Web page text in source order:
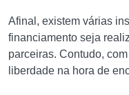
Afinal, existem várias
financiamento seja
parceiras. Contudo,
liberdade na hora de